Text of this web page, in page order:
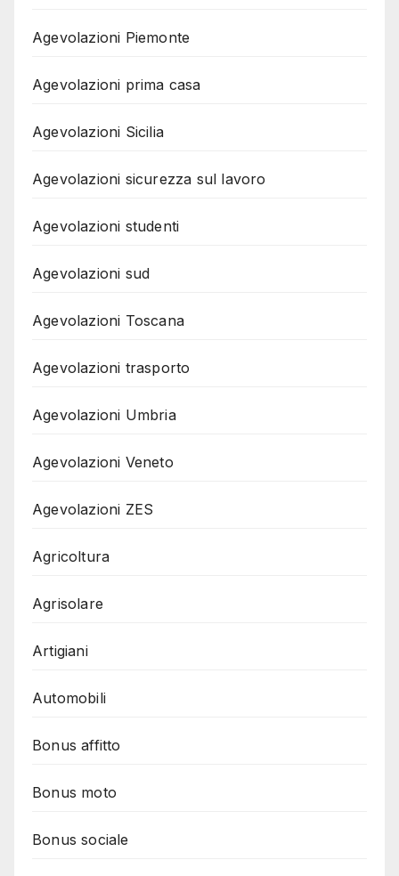
Agevolazioni Piemonte
Agevolazioni prima casa
Agevolazioni Sicilia
Agevolazioni sicurezza sul lavoro
Agevolazioni studenti
Agevolazioni sud
Agevolazioni Toscana
Agevolazioni trasporto
Agevolazioni Umbria
Agevolazioni Veneto
Agevolazioni ZES
Agricoltura
Agrisolare
Artigiani
Automobili
Bonus affitto
Bonus moto
Bonus sociale